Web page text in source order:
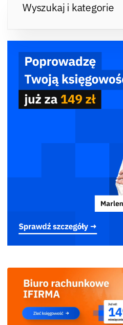
Wyszukaj i kategorie